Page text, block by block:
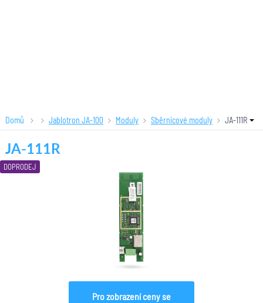
Domů Jablotron JA-100 Moduly Sběrnicové moduly JA-111R
DOPRODEJ
JA-111R
Pro zobrazení ceny se